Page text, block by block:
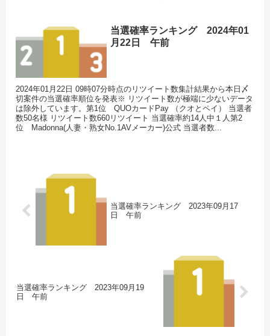
当選確率ランキング 2024年01
月22日 午前
2024年01月22日 09時07分時点のリツイート数集計結果から本日〆
切案件の当選確率順位を発表※ リツイート数が極端に少ないデータ
は除外しています。第1位 QUOカードPay （クオとペイ） 当選者
数50名様 リツイート数660リツイート 当選確率約14人中１人第2
位 Madonna(人妻・熟女No.1AVメーカー)公式 当選者数...
当選確率ランキング 2023年09月17
日 午前
当選確率ランキング 2023年09月19
日 午前